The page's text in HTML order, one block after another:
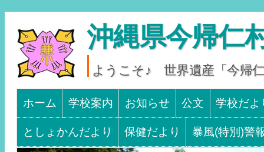
沖縄県今帰仁
ようこそ♪ 世界遺産「今帰
Main menu
SKIP TO CONTENT
ホーム 学校案内 お知らせ 公文 学校だよ
としょかんだより 保健だより 暴風(特別)警